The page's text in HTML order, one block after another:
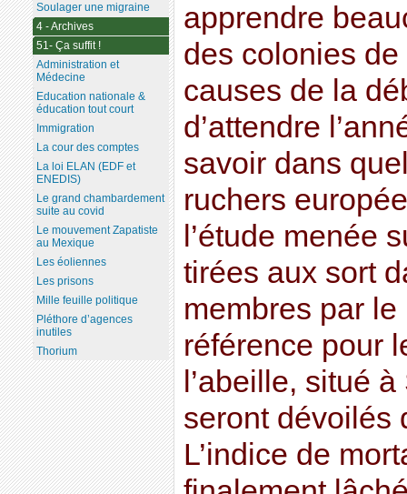
apprendre
des colonies
causes de la
d’attendre
savoir dans
ruchers
l’étude menée
tirées aux sort
membres par
référence pour
l’abeille, situé
seront dévoilés
L’indice de
Soulager une migraine
4 - Archives
51- Ça suffit !
Administration et
Médecine
Education nationale &
éducation tout court
Immigration
La cour des comptes
La loi ELAN (EDF et
ENEDIS)
Le grand chambardement
suite au covid
Le mouvement Zapatiste
au Mexique
Les éoliennes
Les prisons
Mille feuille politique
Pléthore d’agences
inutiles
Thorium